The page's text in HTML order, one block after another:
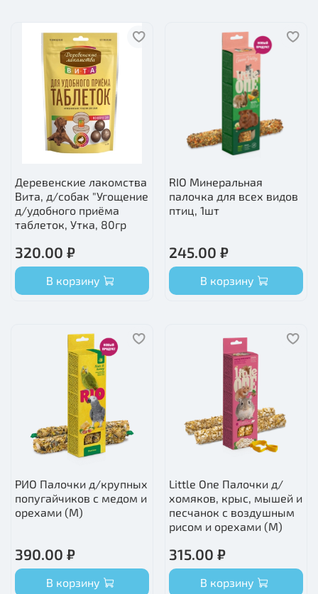
Деревенские лакомства
Вита, д/собак "Угощение
д/удобного приёма
таблеток, Утка, 80гр
320.00 ₽
В корзину
RIO Минеральная
палочка для всех видов
птиц, 1шт
245.00 ₽
В корзину
РИО Палочки д/крупных
попугайчиков с медом и
орехами (М)
390.00 ₽
В корзину
Little One Палочки д/
хомяков, крыс, мышей и
песчанок с воздушным
рисом и орехами (М)
315.00 ₽
В корзину